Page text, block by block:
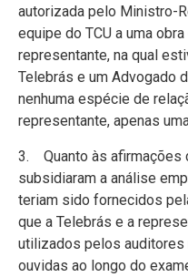
autorizada pelo Ministro-
equipe do TCU a uma
representante, na qual
Telebrás e um Advogado
nenhuma espécie de
representante, apenas
3. Quanto às afirmações
subsidiaram a análise
teriam sido fornecidos
que a Telebrás e a
utilizados pelos auditores
ouvidas ao longo do